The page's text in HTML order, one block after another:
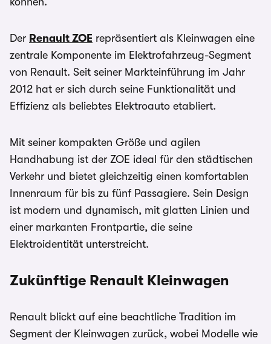
Der Renault ZOE repräsentiert als Kleinwagen eine
zentrale Komponente im Elektrofahrzeug-Segment
von Renault. Seit seiner Markteinführung im Jahr
2012 hat er sich durch seine Funktionalität und
Effizienz als beliebtes Elektroauto etabliert.
Mit seiner kompakten Größe und agilen
Handhabung ist der ZOE ideal für den städtischen
Verkehr und bietet gleichzeitig einen komfortablen
Innenraum für bis zu fünf Passagiere. Sein Design
ist modern und dynamisch, mit glatten Linien und
einer markanten Frontpartie, die seine
Elektroidentität unterstreicht.
Zukünftige Renault Kleinwagen
Renault blickt auf eine beachtliche Tradition im
Segment der Kleinwagen zurück, wobei Modelle wie